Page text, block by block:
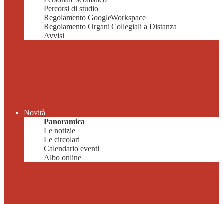
Percorsi di studio
Regolamento GoogleWorkspace
Regolamento Organi Collegiali a Distanza
Avvisi
Novità
Panoramica
Le notizie
Le circolari
Calendario eventi
Albo online